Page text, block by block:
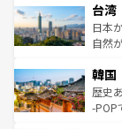
ならでは
情報
れる
人々
ク、
ワイを、
はコ
リア
ク）
ど、
いる
ビン
い。
台湾
日本
自然
ン）
と山
驚き
韓国
歴史
-POP